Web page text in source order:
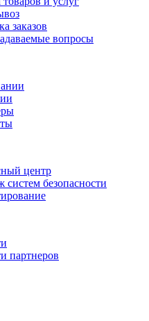
заказов
вопросы
центр
безопасности
партнеров